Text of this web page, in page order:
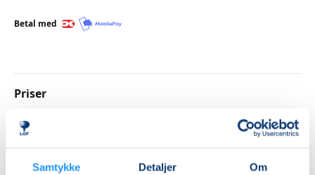
Samtykke Detaljer Om
Betal med
Priser
Almen
DKK 395,00
Ledig-KBH